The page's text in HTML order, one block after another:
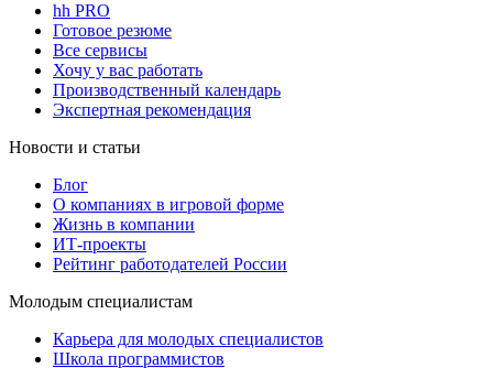
hh PRO
Готовое резюме
Все сервисы
Хочу у вас работать
Производственный календарь
Экспертная рекомендация
Новости и статьи
Блог
О компаниях в игровой форме
Жизнь в компании
ИТ-проекты
Рейтинг работодателей России
Молодым специалистам
Карьера для молодых специалистов
Школа программистов